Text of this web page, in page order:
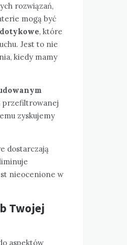
rozwiązań,
mogą być
, które
Jest to nie
kiedy mamy
przefiltrowanej
zyskujemy
dostarczają
nieocenione w
Twojej
aspektów